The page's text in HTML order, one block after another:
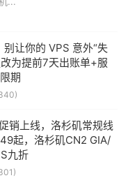
让你的 VPS 意外“失
期
销上线，洛杉矶常规线
起，洛杉矶CN2 GIA/
九折